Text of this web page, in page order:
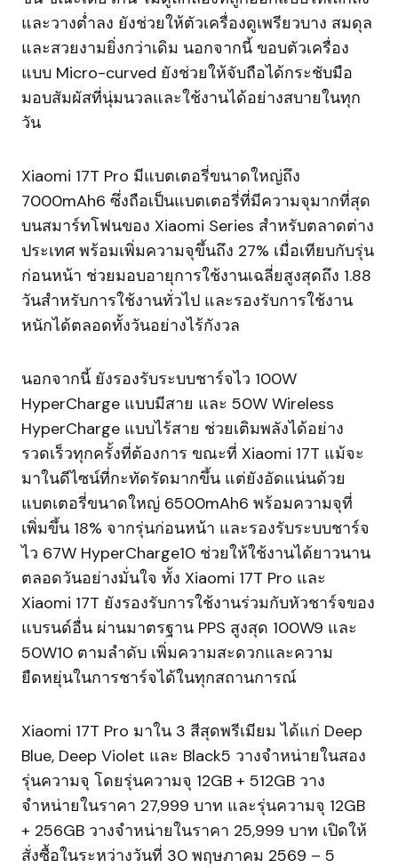
และวางต่ำลง ยังช่วยให้ตัวเครื่องดูเพรียวบาง สมดุล
และสวยงามยิ่งกว่าเดิม นอกจากนี้ ขอบตัวเครื่อง
แบบ Micro-curved ยังช่วยให้จับถือได้กระชับมือ
มอบสัมผัสที่นุ่มนวลและใช้งานได้อย่างสบายในทุก
วัน
Xiaomi 17T Pro มีแบตเตอรี่ขนาดใหญ่ถึง
7000mAh6 ซึ่งถือเป็นแบตเตอรี่ที่มีความจุมากที่สุด
บนสมาร์ทโฟนของ Xiaomi Series สำหรับตลาดต่าง
ประเทศ พร้อมเพิ่มความจุขึ้นถึง 27% เมื่อเทียบกับรุ่น
ก่อนหน้า ช่วยมอบอายุการใช้งานเฉลี่ยสูงสุดถึง 1.88
วันสำหรับการใช้งานทั่วไป และรองรับการใช้งาน
หนักได้ตลอดทั้งวันอย่างไร้กังวล
นอกจากนี้ ยังรองรับระบบชาร์จไว 100W
HyperCharge แบบมีสาย และ 50W Wireless
HyperCharge แบบไร้สาย ช่วยเติมพลังได้อย่าง
รวดเร็วทุกครั้งที่ต้องการ ขณะที่ Xiaomi 17T แม้จะ
มาในดีไซน์ที่กะทัดรัดมากขึ้น แต่ยังอัดแน่นด้วย
แบตเตอรี่ขนาดใหญ่ 6500mAh6 พร้อมความจุที่
เพิ่มขึ้น 18% จากรุ่นก่อนหน้า และรองรับระบบชาร์จ
ไว 67W HyperCharge10 ช่วยให้ใช้งานได้ยาวนาน
ตลอดวันอย่างมั่นใจ ทั้ง Xiaomi 17T Pro และ
Xiaomi 17T ยังรองรับการใช้งานร่วมกับหัวชาร์จของ
แบรนด์อื่น ผ่านมาตรฐาน PPS สูงสุด 100W9 และ
50W10 ตามลำดับ เพิ่มความสะดวกและความ
ยืดหยุ่นในการชาร์จได้ในทุกสถานการณ์
Xiaomi 17T Pro มาใน 3 สีสุดพรีเมียม ได้แก่ Deep
Blue, Deep Violet และ Black5 วางจำหน่ายในสอง
รุ่นความจุ โดยรุ่นความจุ 12GB + 512GB วาง
จำหน่ายในราคา 27,999 บาท และรุ่นความจุ 12GB
+ 256GB วางจำหน่ายในราคา 25,999 บาท เปิดให้
สั่งซื้อในระหว่างวันที่ 30 พฤษภาคม 2569 – 5